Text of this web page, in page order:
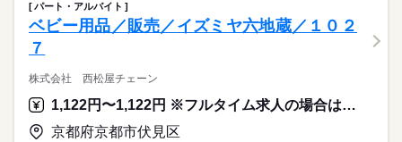
パート・アルバイト
ベビー用品／販売／イズミヤ六地蔵／１０２
７
株式会社 西松屋チェーン
1,122円〜1,122円 ※フルタイム求人の場合は月額（換算額）、パート求人の場合は時間額を表示しています。
京都府京都市伏見区